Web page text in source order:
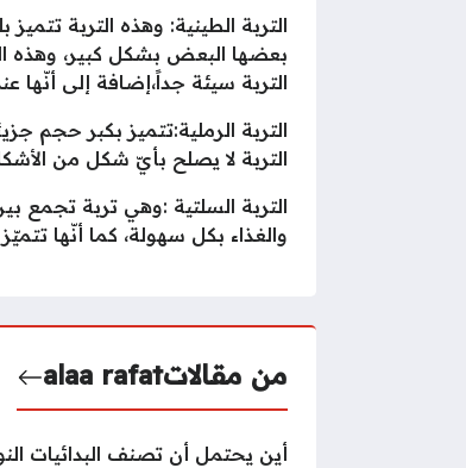
التربة الطينية: وهذه التربة
بعضها البعض بشكل كبير، وهذه
التربة سيئة جداً،إضافة إلى
التربة الرملية:تتميز بكبر حجم
التربة لا يصلح بأيّ شكل من
التربة السلتية :وهي تربة تجمع
والغذاء بكل سهولة، كما أنّها
من مقالاتalaa rafat
أين يحتمل أن تصنف البدائيات